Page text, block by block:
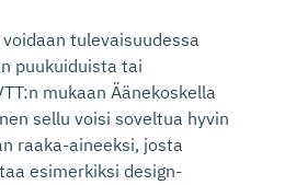
tulevaisuudessa
puukuiduista tai
mukaan Äänekoskella
sellu voisi soveltua hyvin
raaka-aineeksi, josta
esimerkiksi design-